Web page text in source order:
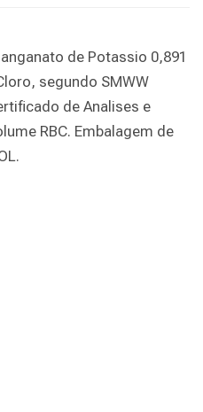
de Potassio 0,891
segundo SMWW
de Analises e
RBC. Embalagem de